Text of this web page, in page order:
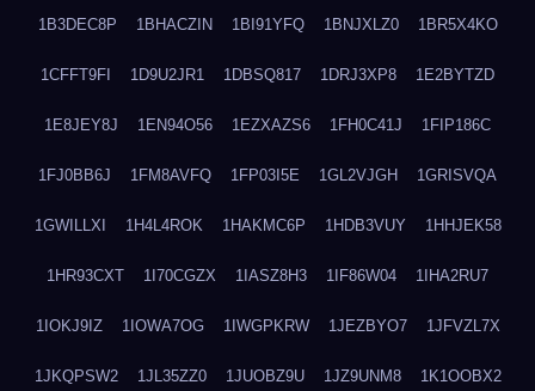
1B3DEC8P 1BHACZIN 1BI91YFQ 1BNJXLZ0 1BR5X4KO
1CFFT9FI 1D9U2JR1 1DBSQ817 1DRJ3XP8 1E2BYTZD
1E8JEY8J 1EN94O56 1EZXAZS6 1FH0C41J 1FIP186C
1FJ0BB6J 1FM8AVFQ 1FP03I5E 1GL2VJGH 1GRISVQA
1GWILLXI 1H4L4ROK 1HAKMC6P 1HDB3VUY 1HHJEK58
1HR93CXT 1I70CGZX 1IASZ8H3 1IF86W04 1IHA2RU7
1IOKJ9IZ 1IOWA7OG 1IWGPKRW 1JEZBYO7 1JFVZL7X
1JKQPSW2 1JL35ZZ0 1JUOBZ9U 1JZ9UNM8 1K1OOBX2